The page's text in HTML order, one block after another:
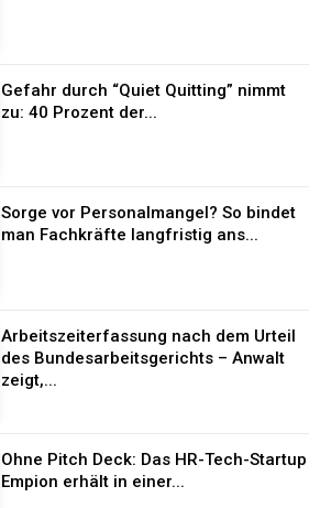
Gefahr durch “Quiet Quitting” nimmt
zu: 40 Prozent der...
Sorge vor Personalmangel? So bindet
man Fachkräfte langfristig ans...
Arbeitszeiterfassung nach dem Urteil
des Bundesarbeitsgerichts – Anwalt
zeigt,...
Ohne Pitch Deck: Das HR-Tech-Startup
Empion erhält in einer...